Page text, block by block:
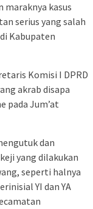
maraknya kasus
serius yang salah
Kabupaten
Komisi I DPRD
akrab disapa
pada Jum’at
dan
yang dilakukan
seperti halnya
YI dan YA